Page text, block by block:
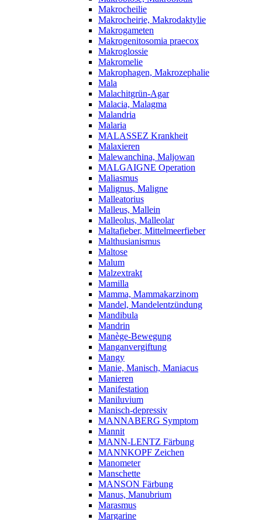
Makrocheilie
Makrocheirie, Makrodaktylie
Makrogameten
Makrogenitosomia praecox
Makroglossie
Makromelie
Makrophagen, Makrozephalie
Mala
Malachitgrün-Agar
Malacia, Malagma
Malandria
Malaria
MALASSEZ Krankheit
Malaxieren
Malewanchina, Maljowan
MALGAIGNE Operation
Maliasmus
Malignus, Maligne
Malleatorius
Malleus, Mallein
Malleolus, Malleolar
Maltafieber, Mittelmeerfieber
Malthusianismus
Maltose
Malum
Malzextrakt
Mamilla
Mamma, Mammakarzinom
Mandel, Mandelentzündung
Mandibula
Mandrin
Manège-Bewegung
Manganvergiftung
Mangy
Manie, Manisch, Maniacus
Manieren
Manifestation
Maniluvium
Manisch-depressiv
MANNABERG Symptom
Mannit
MANN-LENTZ Färbung
MANNKOPF Zeichen
Manometer
Manschette
MANSON Färbung
Manus, Manubrium
Marasmus
Margarine